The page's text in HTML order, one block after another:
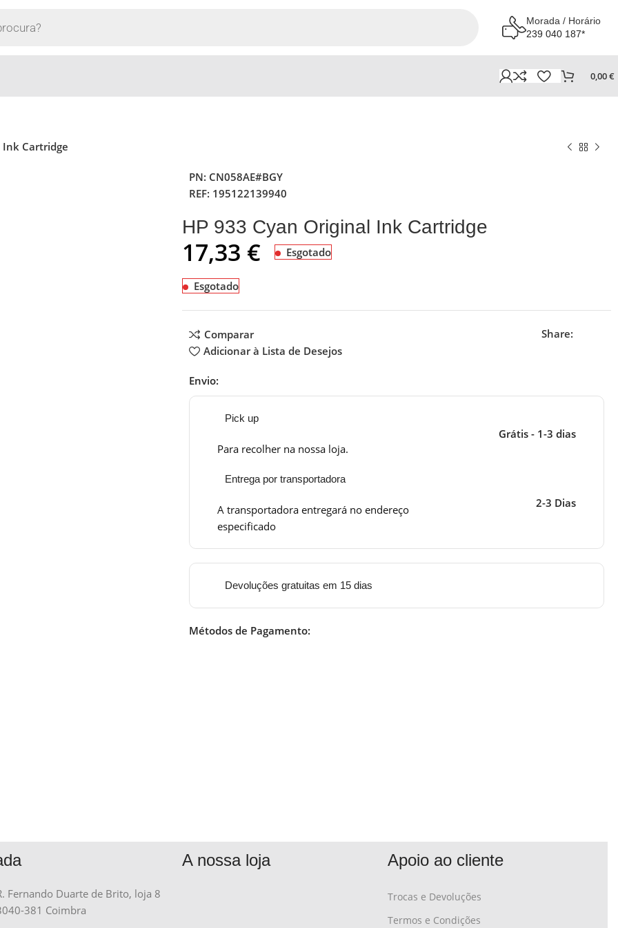
Morada / Horário
239 040 187*
0,00€
Ink Cartridge
PN: CN058AE#BGY
REF: 195122139940
HP 933 Cyan Original Ink Cartridge
17,33 € Esgotado
Esgotado
Comparar
Adicionar à Lista de Desejos
Share:
Envio:
Pick up
Para recolher na nossa loja.
Grátis - 1-3 dias
Entrega por transportadora
A transportadora entregará no endereço
especificado
2-3 Dias
Devoluções gratuitas em 15 dias
Métodos de Pagamento:
Fernando Duarte de Brito, loja 8
381 Coimbra
A nossa loja Apoio ao cliente
Trocas e Devoluções
Termos e Condições